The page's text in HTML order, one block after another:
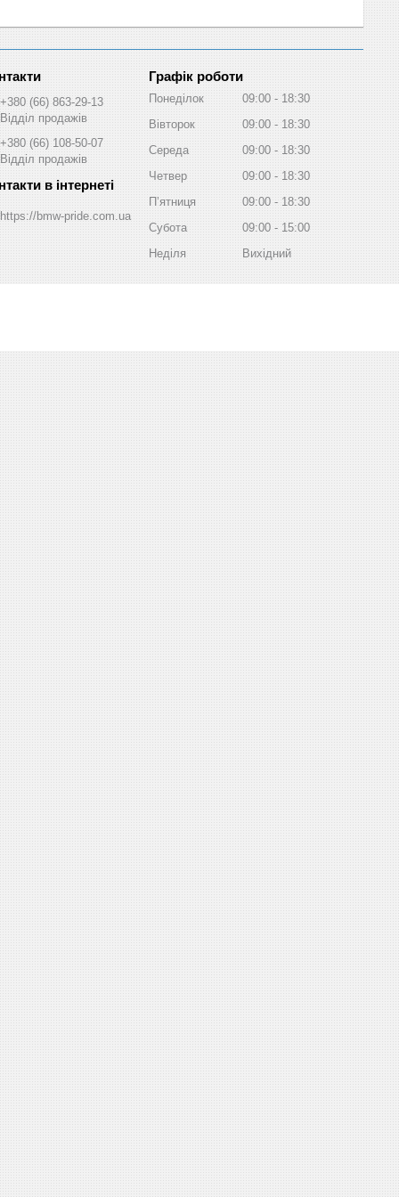
+380 (66) 863-29-13
Відділ продажів
+380 (66) 108-50-07
Відділ продажів
https://bmw-pride.com.ua
Графік роботи
Понеділок 09:00
18:30
Вівторок
09:00
18:30
Середа
09:00
18:30
Четвер
09:00
18:30
Пʼятниця
09:00
18:30
Субота
09:00
15:00
Неділя
Вихідний